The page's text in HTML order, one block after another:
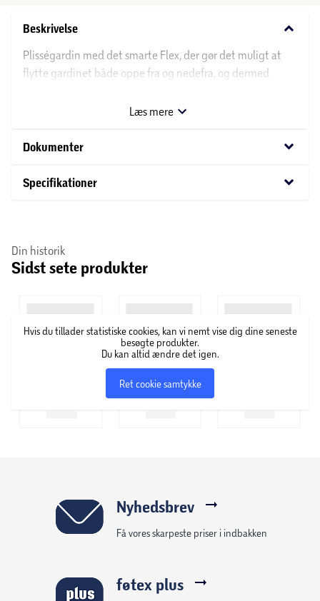
Beskrivelse keyboard_arrow_down
Plisségardin med det smarte Flex, der gør det muligt at
flytte gardinet både oppe fra og nedefra, og dermed
forskellige størrelser og er et populært og praktisk valg til
tørres af med en fugtig klud.
Læs mere
Dokumenter keyboard_arrow_down
Specifikationer keyboard_arrow_down
Din historik
Sidst sete produkter
Hvis du tillader statistiske cookies, kan vi nemt vise dig dine seneste
besøgte produkter.
Du kan altid ændre det igen.
Ret cookie samtykke
Nyhedsbrev
Få vores skarpeste priser i indbakken
føtex plus